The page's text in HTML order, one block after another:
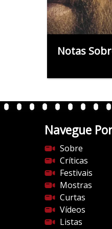
Notas
Navegue
Sobre
Críticas
Festivais
Mostras
Curtas
Vídeos
Listas